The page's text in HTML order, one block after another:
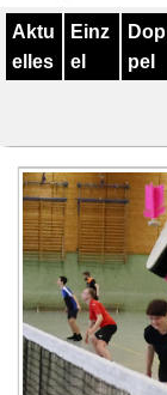
Geschichte
Training
Spieler
Kontakt
Links
Impressum
Aktu
elles
Einz
el
Dop
pel